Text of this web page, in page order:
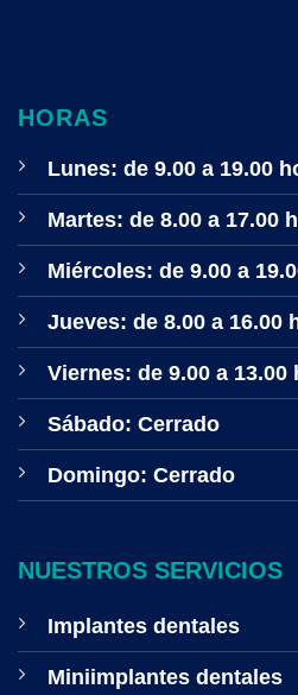
HORAS
Lunes: de 9.00 a 19.00
Martes: de 8.00 a 17.00
Miércoles: de 9.00 a
Jueves: de 8.00 a 16.00
Viernes: de 9.00 a 13.00
Sábado: Cerrado
Domingo: Cerrado
NUESTROS SERVICIOS
Implantes dentales
Miniimplantes dentales